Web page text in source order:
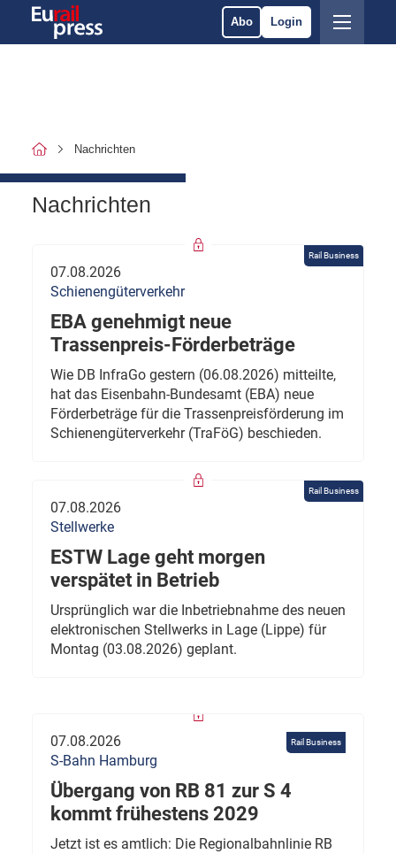
Abo Login
Nachrichten
Nachrichten
Rail Business
07.08.2026
Schienengüterverkehr
EBA genehmigt neue
Trassenpreis-Förderbeträge
Wie DB InfraGo gestern (06.08.2026) mitteilte,
hat das Eisenbahn-Bundesamt (EBA) neue
Förderbeträge für die Trassenpreisförderung im
Schienengüterverkehr (TraFöG) beschieden.
Rail Business
07.08.2026
Stellwerke
ESTW Lage geht morgen
verspätet in Betrieb
Ursprünglich war die Inbetriebnahme des neuen
elektronischen Stellwerks in Lage (Lippe) für
Montag (03.08.2026) geplant.
Rail Business
07.08.2026
S-Bahn Hamburg
Übergang von RB 81 zur S 4
kommt frühestens 2029
Jetzt ist es amtlich: Die Regionalbahnlinie RB